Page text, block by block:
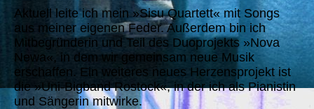
Aktuell leite ich mein »Sisu Quartett« mit Songs
aus meiner eigenen Feder. Außerdem bin ich
Mitbegründerin und Teil des Duoprojekts »Nova
Newa«, in dem wir gemeinsam neue Musik
erschaffen. Ein weiteres neues Herzensprojekt ist
die »Uni-Bigband Rostock«, in der ich als Pianistin
und Sängerin mitwirke.